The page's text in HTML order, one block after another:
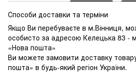
Способи доставки та терміни
Якщо Ви перебуваєте в м.Вінниця,
особисто за адресою Келецька 83 -
«Нова пошта»
Ви можете замовити доставку
пошта» в будь-який регіон України.